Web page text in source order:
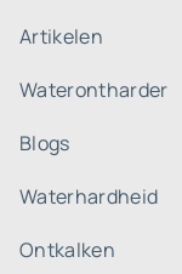
Artikelen
Waterontharder
Blogs
Waterhardheid
Ontkalken